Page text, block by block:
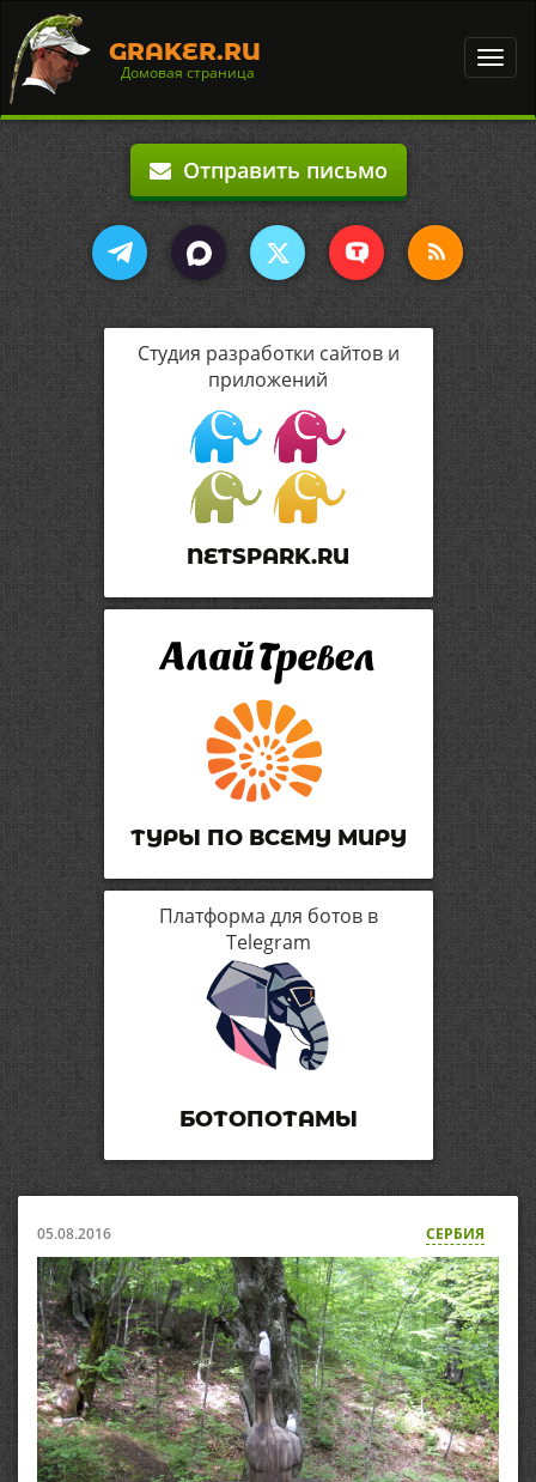
GRAKER.RU
Домовая страница
Отправить письмо
Студия разработки сайтов и
приложений
NETSPARK.RU
ТУРЫ ПО ВСЕМУ МИРУ
Платформа для ботов в
Telegram
БОТОПОТАМЫ
05.08.2016 СЕРБИЯ